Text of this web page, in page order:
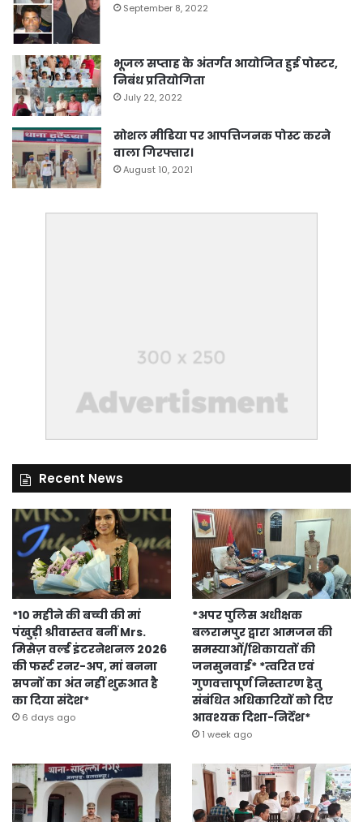
September 8, 2022
भूजल सप्ताह के अंतर्गत आयोजित हुई पोस्टर,
निबंध प्रतियोगिता
July 22, 2022
सोशल मीडिया पर आपत्तिजनक पोस्ट करने
वाला गिरफ्तार।
August 10, 2021
Recent News
*10 महीने की बच्ची की मां
पंखुड़ी श्रीवास्तव बनीं Mrs.
मिसेज़ वर्ल्ड इंटरनेशनल 2026
की फर्स्ट रनर-अप, मां बनना
सपनों का अंत नहीं शुरुआत है
का दिया संदेश*
6 days ago
*अपर पुलिस अधीक्षक
बलरामपुर द्वारा आमजन की
समस्याओं/शिकायतों की
जनसुनवाई* *त्वरित एवं
गुणवत्तापूर्ण निस्तारण हेतु
संबंधित अधिकारियों को दिए
आवश्यक दिशा-निर्देश*
1 week ago